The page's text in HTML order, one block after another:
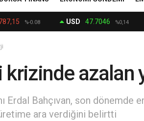
%-0.08 USD 47.7046 %0,14
krizinde azalan
Erdal Bahçıvan, son dönemde
ara verdiğini belirtti